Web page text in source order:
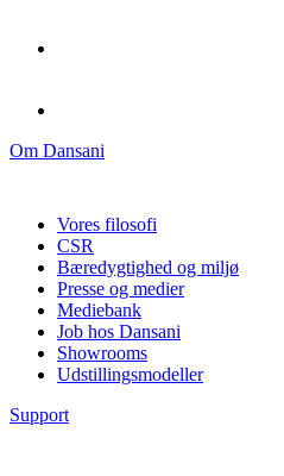
Om Dansani
Vores filosofi
CSR
Bæredygtighed og miljø
Presse og medier
Mediebank
Job hos Dansani
Showrooms
Udstillingsmodeller
Support